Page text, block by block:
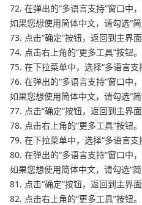
72. 在弹出的“多语言支持”窗口中
如果您想使用简体中文，请勾选“简
73. 点击“确定”按钮，返回到主界面
74. 点击右上角的“更多工具”按钮。
75. 在下拉菜单中，选择“多语言支
76. 在弹出的“多语言支持”窗口中
如果您想使用简体中文，请勾选“简
77. 点击“确定”按钮，返回到主界面
78. 点击右上角的“更多工具”按钮。
79. 在下拉菜单中，选择“多语言支
80. 在弹出的“多语言支持”窗口中
如果您想使用简体中文，请勾选“简
81. 点击“确定”按钮，返回到主界面
82. 点击右上角的“更多工具”按钮。